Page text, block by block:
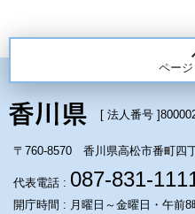
ペー
[ 法人番号 ]
〒760-8570 香川県高松市番町四
代表電話 : 087-831-
開庁時間 : 月曜日～金曜日・午前